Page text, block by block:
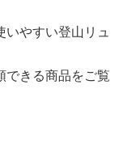
いやすい登山リュ
できる商品をご覧